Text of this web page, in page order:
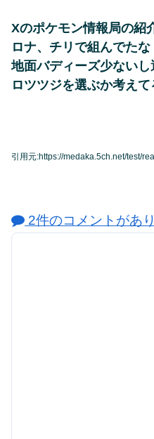
Xのポケモン情報局の紹
ロナ、チリで組んでたな
地面バディーズ少ない
ロツツジを選ぶか考えて
引用元:https://medaka.5ch.net/test/
2件のコメントがあ